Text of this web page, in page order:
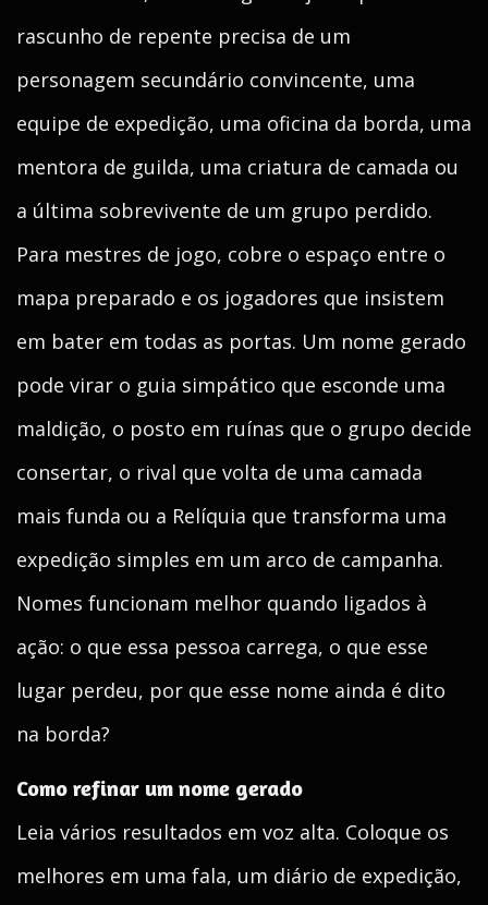
rascunho de repente precisa de um
personagem secundário convincente, uma
equipe de expedição, uma oficina da borda, uma
mentora de guilda, uma criatura de camada ou
a última sobrevivente de um grupo perdido.
Para mestres de jogo, cobre o espaço entre o
mapa preparado e os jogadores que insistem
em bater em todas as portas. Um nome gerado
pode virar o guia simpático que esconde uma
maldição, o posto em ruínas que o grupo decide
consertar, o rival que volta de uma camada
mais funda ou a Relíquia que transforma uma
expedição simples em um arco de campanha.
Nomes funcionam melhor quando ligados à
ação: o que essa pessoa carrega, o que esse
lugar perdeu, por que esse nome ainda é dito
na borda?
Como refinar um nome gerado
Leia vários resultados em voz alta. Coloque os
melhores em uma fala, um diário de expedição,